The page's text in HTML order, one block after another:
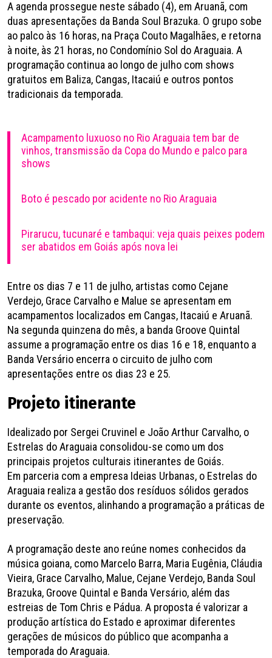
A agenda prossegue neste sábado (4), em Aruanã, com
duas apresentações da Banda Soul Brazuka. O grupo sobe
ao palco às 16 horas, na Praça Couto Magalhães, e retorna
à noite, às 21 horas, no Condomínio Sol do Araguaia. A
programação continua ao longo de julho com shows
gratuitos em Baliza, Cangas, Itacaiú e outros pontos
tradicionais da temporada.
Acampamento luxuoso no Rio Araguaia tem bar de
vinhos, transmissão da Copa do Mundo e palco para
shows
Boto é pescado por acidente no Rio Araguaia
Pirarucu, tucunaré e tambaqui: veja quais peixes podem
ser abatidos em Goiás após nova lei
Entre os dias 7 e 11 de julho, artistas como Cejane
Verdejo, Grace Carvalho e Malue se apresentam em
acampamentos localizados em Cangas, Itacaiú e Aruanã.
Na segunda quinzena do mês, a banda Groove Quintal
assume a programação entre os dias 16 e 18, enquanto a
Banda Versário encerra o circuito de julho com
apresentações entre os dias 23 e 25.
Projeto itinerante
Idealizado por Sergei Cruvinel e João Arthur Carvalho, o
Estrelas do Araguaia consolidou-se como um dos
principais projetos culturais itinerantes de Goiás.
Em parceria com a empresa Ideias Urbanas, o Estrelas do
Araguaia realiza a gestão dos resíduos sólidos gerados
durante os eventos, alinhando a programação a práticas de
preservação.
A programação deste ano reúne nomes conhecidos da
música goiana, como Marcelo Barra, Maria Eugênia, Cláudia
Vieira, Grace Carvalho, Malue, Cejane Verdejo, Banda Soul
Brazuka, Groove Quintal e Banda Versário, além das
estreias de Tom Chris e Pádua. A proposta é valorizar a
produção artística do Estado e aproximar diferentes
gerações de músicos do público que acompanha a
temporada do Araguaia.